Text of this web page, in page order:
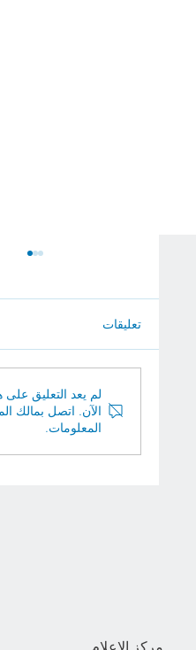
الدكتور عبد الرحيم سن
تعليقات
لم يعد التعليق على
الآن. اتصل بمالك
المعلومات.
مركز الإعلام